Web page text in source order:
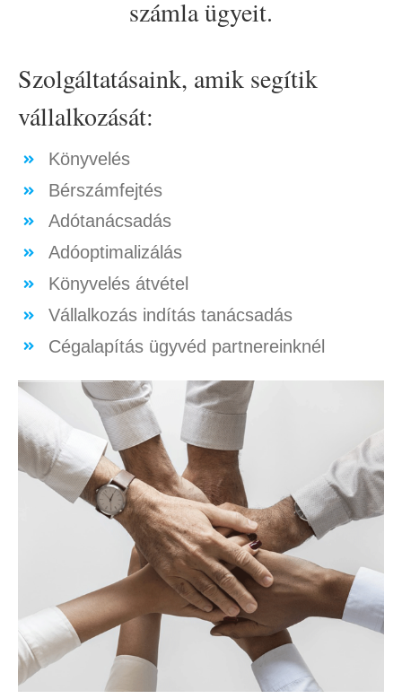
számla ügyeit.
Szolgáltatásaink, amik segítik
vállalkozását:
Könyvelés
Bérszámfejtés
Adótanácsadás
Adóoptimalizálás
Könyvelés átvétel
Vállalkozás indítás tanácsadás
Cégalapítás ügyvéd partnereinknél